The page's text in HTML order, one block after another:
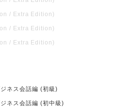
/ Extra Edition)
/ Extra Edition)
/ Extra Edition)
ネス会話編 (初級)
ネス会話編 (初中級)